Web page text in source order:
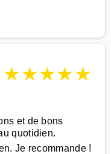
★★★★★
et de bons
quotidien.
Je recommande !